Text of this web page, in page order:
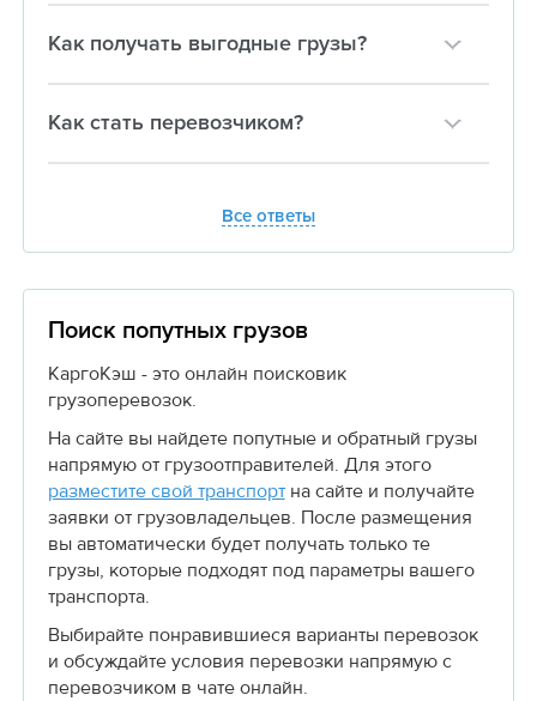
Как получать выгодные грузы?
Как стать перевозчиком?
Все ответы
Поиск попутных грузов
КаргоКэш - это онлайн поисковик
грузоперевозок.
На сайте вы найдете попутные и обратный грузы
напрямую от грузоотправителей. Для этого
разместите свой транспортна сайте и получайте
заявки от грузовладельцев. После размещения
вы автоматически будет получать только те
грузы, которые подходят под параметры вашего
транспорта.
Выбирайте понравившиеся варианты перевозок
и обсуждайте условия перевозки напрямую с
перевозчиком в чате онлайн.